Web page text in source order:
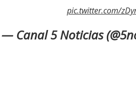
pic.twitter.com/
— Canal 5 Noticias